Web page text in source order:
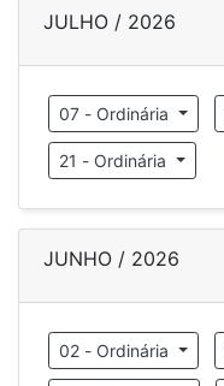
JULHO / 2026
07 - Ordinária
21 - Ordinária
JUNHO / 2026
02 - Ordinária